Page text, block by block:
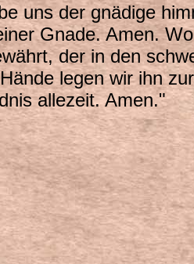
uns der gnädige
Gnade. Amen.
der in den
legen wir ihn
allezeit. Amen."